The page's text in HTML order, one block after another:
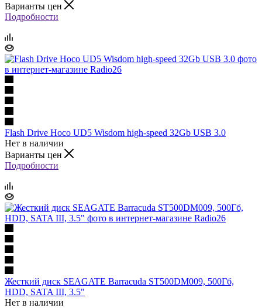
Варианты цен
Подробности
Flash Drive Hoco UD5 Wisdom high-speed 32Gb USB 3.0
Нет в наличии
Варианты цен
Подробности
Жесткий диск SEAGATE Barracuda ST500DM009, 500Гб,
HDD, SATA III, 3.5"
Нет в наличии